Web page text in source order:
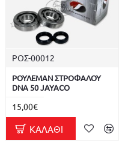
ΡΟΣ-00012
ΡΟΥΛΕΜΑΝ ΣΤΡΟΦΑΛΟΥ
DNA 50 JAYACO
15,00€
ΚΑΛΆΘΙ